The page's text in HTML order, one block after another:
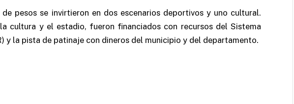
pesos se invirtieron en dos escenarios deportivos y uno cultural.
cultura y el estadio, fueron financiados con recursos del Sistema
y la pista de patinaje con dineros del municipio y del departamento.